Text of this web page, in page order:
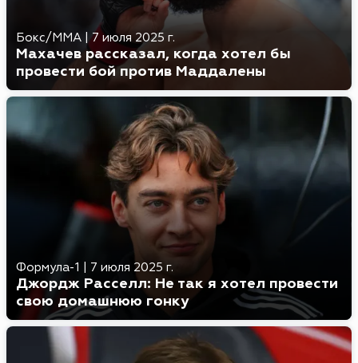
Бокс/MMA |7 июля 2025 г.
Махачев рассказал, когда хотел бы
провести бой против Маддалены
Формула-1 7 июля 2025 г.
Джордж Расселл: Не так я хотел провести
свою домашнюю гонку